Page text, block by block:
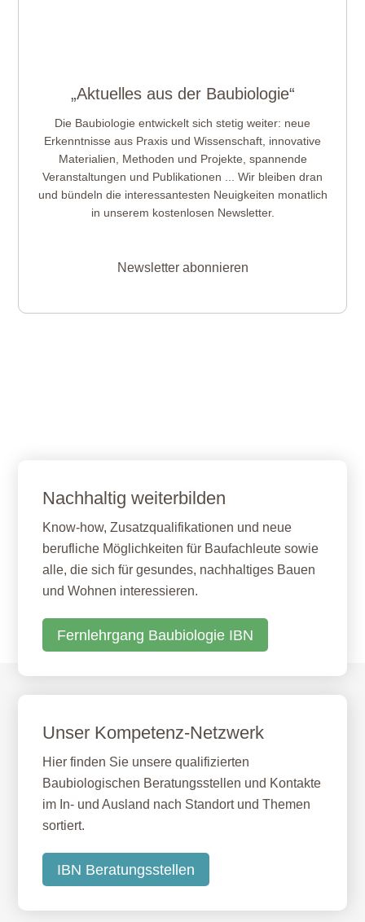
„Aktuelles aus der Baubiologie“
Die Baubiologie entwickelt sich stetig weiter: neue
Erkenntnisse aus Praxis und Wissenschaft, innovative
Materialien, Methoden und Projekte, spannende
Veranstaltungen und Publikationen ... Wir bleiben dran
und bündeln die interessantesten Neuigkeiten monatlich
in unserem kostenlosen Newsletter.
Newsletter abonnieren
Nachhaltig weiterbilden
Know-how, Zusatzqualifikationen und neue
berufliche Möglichkeiten für Baufachleute sowie
alle, die sich für gesundes, nachhaltiges Bauen
und Wohnen interessieren.
Fernlehrgang Baubiologie IBN
Unser Kompetenz-Netzwerk
Hier finden Sie unsere qualifizierten
Baubiologischen Beratungsstellen und Kontakte
im In- und Ausland nach Standort und Themen
sortiert.
IBN Beratungsstellen